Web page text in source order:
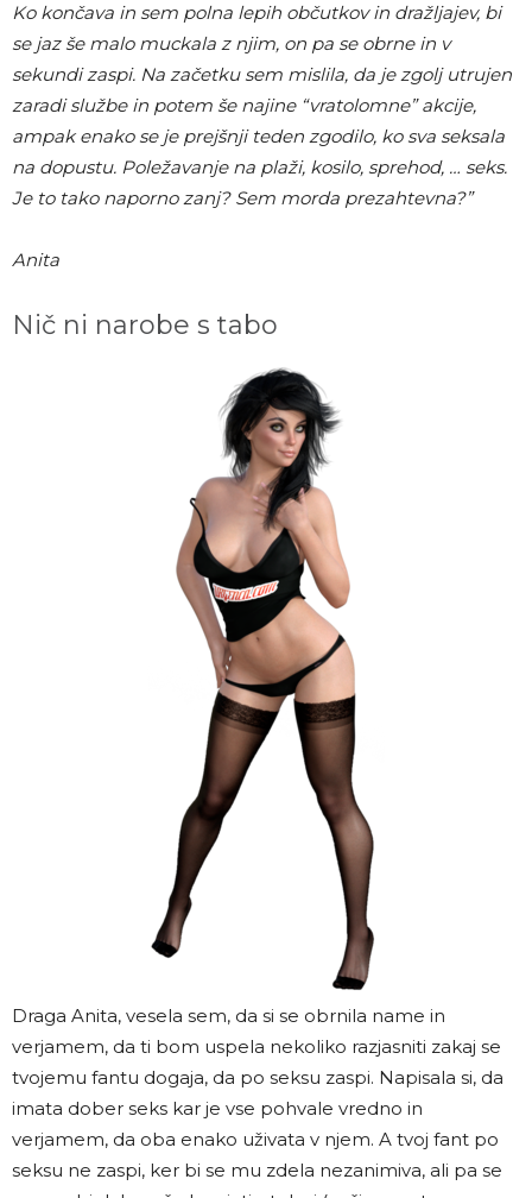
Ko končava in sem polna lepih občutkov in dražljajev, bi
se jaz še malo muckala z njim, on pa se obrne in v
sekundi zaspi. Na začetku sem mislila, da je zgolj utrujen
zaradi službe in potem še najine “vratolomne” akcije,
ampak enako se je prejšnji teden zgodilo, ko sva seksala
na dopustu. Poležavanje na plaži, kosilo, sprehod, … seks.
Je to tako naporno zanj? Sem morda prezahtevna?”
Anita
Nič ni narobe s tabo
Draga Anita, vesela sem, da si se obrnila name in
verjamem, da ti bom uspela nekoliko razjasniti zakaj se
tvojemu fantu dogaja, da po seksu zaspi. Napisala si, da
imata dober seks kar je vse pohvale vredno in
verjamem, da oba enako uživata v njem. A tvoj fant po
seksu ne zaspi, ker bi se mu zdela nezanimiva, ali pa se